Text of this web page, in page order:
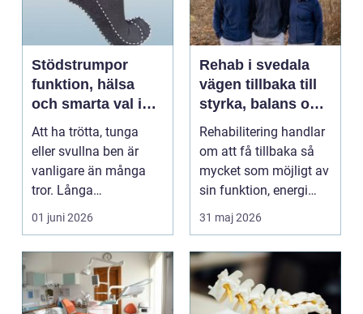
Stödstrumpor
funktion, hälsa
och smarta val i
vardagen
Att ha trötta, tunga
eller svullna ben är
vanligare än många
tror. Långa
arbetsdagar på hårda
golv, ...
01 juni 2026
Rehab i svedala
vägen tillbaka till
styrka, balans och
vardag
Rehabilitering handlar
om att få tillbaka så
mycket som möjligt av
sin funktion, energi
och trygghet...
31 maj 2026